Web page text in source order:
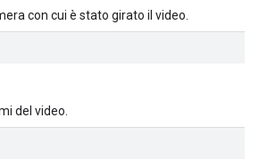
con cui è stato girato il video.
del video.